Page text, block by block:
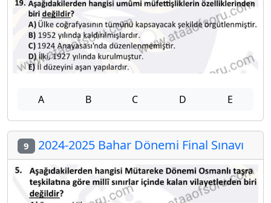
A B C D E
9 2024-2025 Bahar Dönemi Final Sınavı